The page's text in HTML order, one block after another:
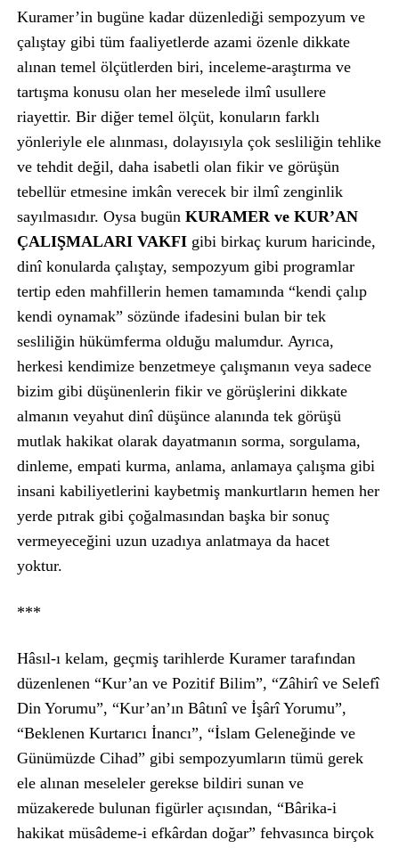
Kuramer’in bugüne kadar düzenlediği sempozyum ve
çalıştay gibi tüm faaliyetlerde azami özenle dikkate
alınan temel ölçütlerden biri, inceleme-araştırma ve
tartışma konusu olan her meselede ilmî usullere
riayettir. Bir diğer temel ölçüt, konuların farklı
yönleriyle ele alınması, dolayısıyla çok sesliliğin tehlike
ve tehdit değil, daha isabetli olan fikir ve görüşün
tebellür etmesine imkân verecek bir ilmî zenginlik
sayılmasıdır. Oysa bugünKURAMER ve KUR’AN
ÇALIŞMALARI VAKFIgibi birkaç kurum haricinde,
dinî konularda çalıştay, sempozyum gibi programlar
tertip eden mahfillerin hemen tamamında “kendi çalıp
kendi oynamak” sözünde ifadesini bulan bir tek
sesliliğin hükümferma olduğu malumdur. Ayrıca,
herkesi kendimize benzetmeye çalışmanın veya sadece
bizim gibi düşünenlerin fikir ve görüşlerini dikkate
almanın veyahut dinî düşünce alanında tek görüşü
mutlak hakikat olarak dayatmanın sorma, sorgulama,
dinleme, empati kurma, anlama, anlamaya çalışma gibi
insani kabiliyetlerini kaybetmiş mankurtların hemen her
yerde pıtrak gibi çoğalmasından başka bir sonuç
vermeyeceğini uzun uzadıya anlatmaya da hacet
yoktur.
***
Hâsıl-ı kelam, geçmiş tarihlerde Kuramer tarafından
düzenlenen “Kur’an ve Pozitif Bilim”, “Zâhirî ve Selefî
Din Yorumu”, “Kur’an’ın Bâtınî ve İşârî Yorumu”,
“Beklenen Kurtarıcı İnancı”, “İslam Geleneğinde ve
Günümüzde Cihad” gibi sempozyumların tümü gerek
ele alınan meseleler gerekse bildiri sunan ve
müzakerede bulunan figürler açısından, “Bârika-i
hakikat müsâdeme-i efkârdan doğar” fehvasınca birçok